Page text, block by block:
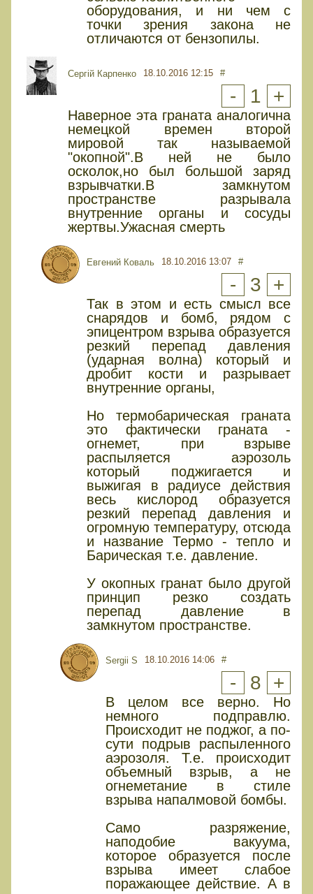
оборудования, и ни чем с
точки зрения закона не
отличаются от бензопилы.
Сергій Карпенко 18.10.2016 12:15 #
- 1 +
Наверное эта граната аналогична
немецкой времен второй
мировой так называемой
"окопной".В ней не было
осколок,но был большой заряд
взрывчатки.В замкнутом
пространстве разрывала
внутренние органы и сосуды
жертвы.Ужасная смерть
Евгений Коваль 18.10.2016 13:07 #
- 3 +
Так в этом и есть смысл все
снарядов и бомб, рядом с
эпицентром взрыва образуется
резкий перепад давления
(ударная волна) который и
дробит кости и разрывает
внутренние органы,
Но термобарическая граната
это фактически граната -
огнемет, при взрыве
распыляется аэрозоль
который поджигается и
выжигая в радиусе действия
весь кислород образуется
резкий перепад давления и
огромную температуру, отсюда
и название Термо - тепло и
Барическая т.е. давление.
У окопных гранат было другой
принцип резко создать
перепад давление в
замкнутом пространстве.
Sergii S 18.10.2016 14:06 #
- 8 +
В целом все верно. Но
немного подправлю.
Происходит не поджог, а по-
сути подрыв распыленного
аэрозоля. Т.е. происходит
объемный взрыв, а не
огнеметание в стиле
взрыва напалмовой бомбы.
Само разряжение,
наподобие вакуума,
которое образуется после
взрыва имеет слабое
поражающее действие. А в